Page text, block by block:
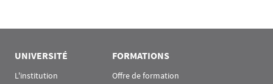
UNIVERSITÉ
L'institution
FORMATIONS
Offre de formation